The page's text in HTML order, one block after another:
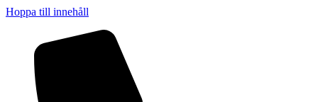
Hoppa till innehåll